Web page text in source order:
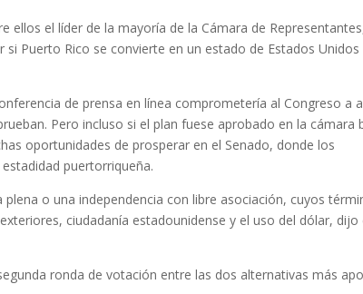
ellos el líder de la mayoría de la Cámara de
Puerto Rico se convierte en un estado de Estados Unidos
de prensa en línea comprometería al Congreso a
Pero incluso si el plan fuese aprobado en la cámara
oportunidades de prosperar en el Senado, donde los
puertorriqueña.
o una independencia con libre asociación, cuyos
ciudadanía estadounidense y el uso del dólar, dijo
ronda de votación entre las dos alternativas más